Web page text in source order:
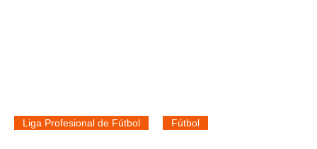
Liga Profesional de Fútbol Fútbol